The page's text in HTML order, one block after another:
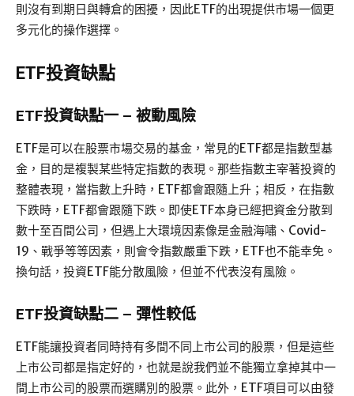
則沒有到期日與轉倉的困擾，因此ETF的出現提供市場一個更
多元化的操作選擇。
ETF投資缺點
ETF投資缺點一 – 被動風險
ETF是可以在股票市場交易的基金，常見的ETF都是指數型基
金，目的是複製某些特定指數的表現。那些指數主宰著投資的
整體表現，當指數上升時，ETF都會跟隨上升；相反，在指數
下跌時，ETF都會跟隨下跌。即使ETF本身已經把資金分散到
數十至百間公司，但遇上大環境因素像是金融海嘯、Covid-
19、戰爭等等因素，則會令指數嚴重下跌，ETF也不能幸免。
換句話，投資ETF能分散風險，但並不代表沒有風險。
ETF投資缺點二 – 彈性較低
ETF能讓投資者同時持有多間不同上市公司的股票，但是這些
上市公司都是指定好的，也就是說我們並不能獨立拿掉其中一
間上市公司的股票而選購別的股票。此外，ETF項目可以由發